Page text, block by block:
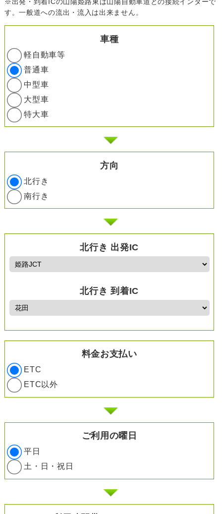
す。一般道への流出・流入は出来ません。
車種
軽自動車等
普通車
中型車
大型車
特大車
方向
北行き
南行き
北行き 出発IC
北行き 到着IC
料金お支払い
ETC
ETC以外
ご利用の曜日
平日
土・日・祝日